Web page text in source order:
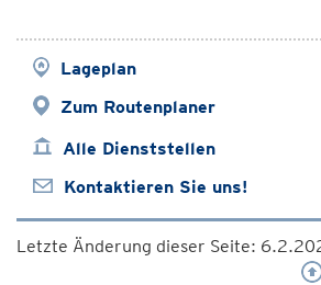
Lageplan
Zum Routenplaner
Alle Dienststellen
Kontaktieren Sie uns!
Letzte Änderung dieser Seite: